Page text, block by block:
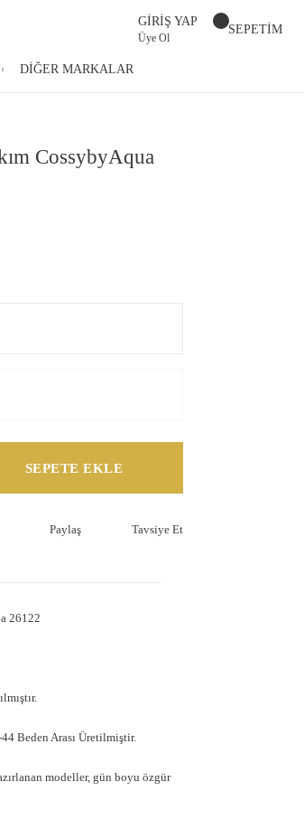
GİRİŞ YAP
Üye Ol
SEPETİM
DİĞER MARKALAR
CossybyAqua
SEPETE EKLE
Paylaş Tavsiye Et
26122
Beden Arası Üretilmiştir.
modeller, gün boyu özgür